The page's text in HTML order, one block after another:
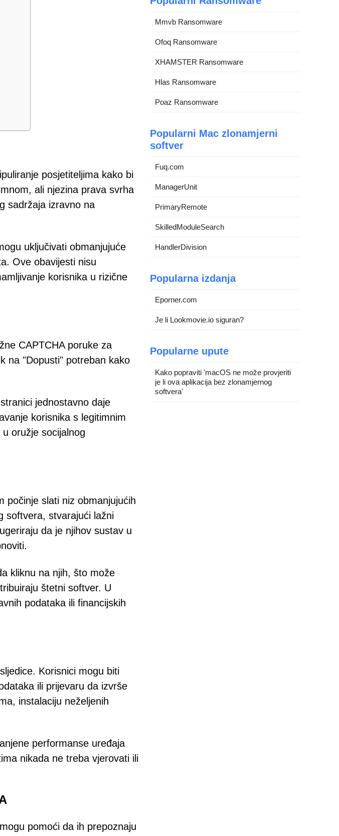
posjetiteljima kako bi
ali njezina prava svrha
sadržaja izravno na
uključivati obmanjujuće
Ove obavijesti nisu
korisnika u rizične
CAPTCHA poruke za
na "Dopusti" potreban kako
jednostavno daje
korisnika s legitimnim
oružje socijalnog
počinje slati niz obmanjujućih
softvera, stvarajući lažni
da je njihov sustav u
kliknu na njih, što može
štetni softver. U
podataka ili financijskih
Korisnici mogu biti
ili prijevaru da izvrše
instalaciju neželjenih
performanse uređaja
nikada ne treba vjerovati ili
pomoći da ih prepoznaju
Mmvb Ransomware
Ofoq Ransomware
XHAMSTER Ransomware
Hlas Ransomware
Poaz Ransomware
Popularni Mac zlonamjerni
softver
Fuq.com
ManagerUnit
PrimaryRemote
SkilledModuleSearch
HandlerDivision
Popularna izdanja
Eporner.com
Je li Lookmovie.io siguran?
Popularne upute
Kako popraviti 'macOS ne može provjeriti
je li ova aplikacija bez zlonamjernog
softvera'